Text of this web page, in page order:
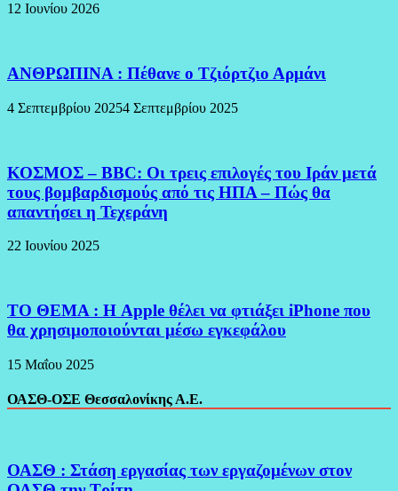
12 Ιουνίου 2026
ΑΝΘΡΩΠΙΝΑ : Πέθανε ο Τζιόρτζιο Αρμάνι
4 Σεπτεμβρίου 20254 Σεπτεμβρίου 2025
ΚΟΣΜΟΣ – BBC: Οι τρεις επιλογές του Ιράν μετά
τους βομβαρδισμούς από τις ΗΠΑ – Πώς θα
απαντήσει η Τεχεράνη
22 Ιουνίου 2025
ΤΟ ΘΕΜΑ : Η Apple θέλει να φτιάξει iPhone που
θα χρησιμοποιούνται μέσω εγκεφάλου
15 Μαΐου 2025
ΟΑΣΘ-ΟΣΕ Θεσσαλονίκης Α.Ε.
ΟΑΣΘ : Στάση εργασίας των εργαζομένων στον